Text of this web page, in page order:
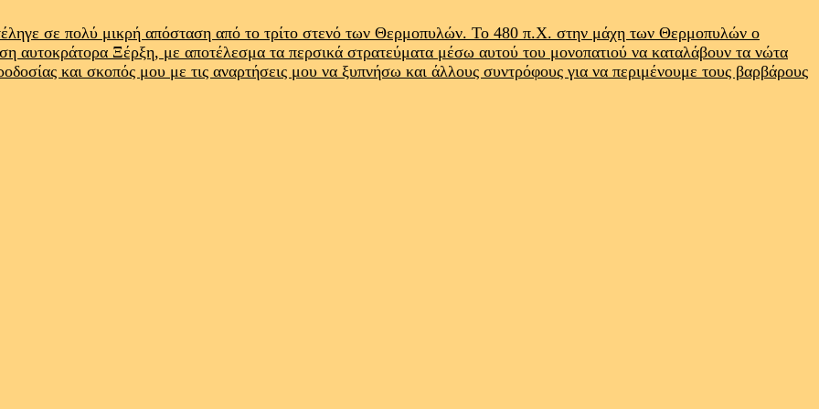
σε πολύ μικρή απόσταση από το τρίτο στενό των Θερμοπυλών. Το 480 π.Χ. στην μάχη των Θερμοπυλών ο
αυτοκράτορα Ξέρξη, με αποτέλεσμα τα περσικά στρατεύματα μέσω αυτού του μονοπατιού να καταλάβουν τα νώτα
και σκοπός μου με τις αναρτήσεις μου να ξυπνήσω και άλλους συντρόφους για να περιμένουμε τους βαρβάρους